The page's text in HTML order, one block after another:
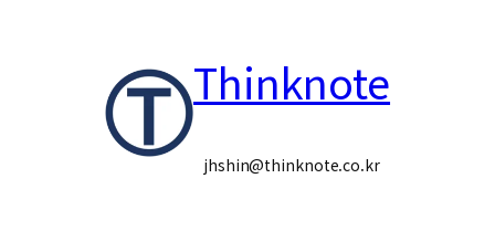
Thinknote
jhshin@thinknote.co.kr